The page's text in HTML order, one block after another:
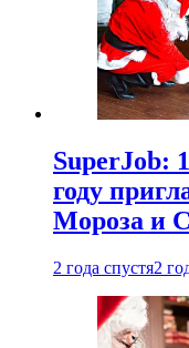
SuperJob:
году
Мороза и
2 года спустя2